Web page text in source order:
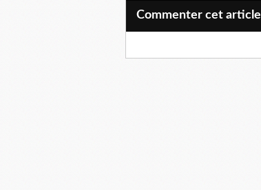
Commenter cet article